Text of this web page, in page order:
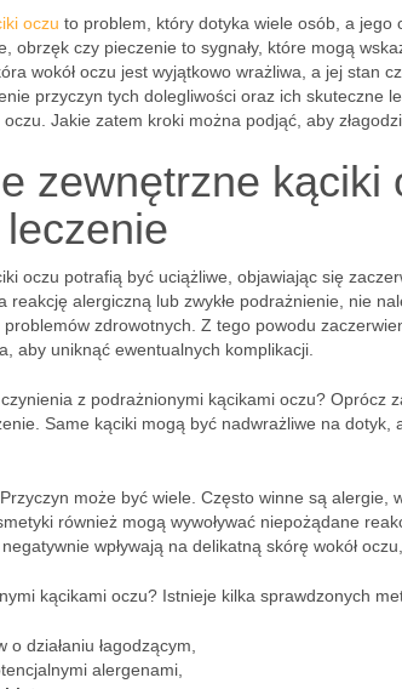
oczu to problem, który dotyka wiele osób, a jego
obrzęk czy pieczenie to sygnały, które mogą
wokół oczu jest wyjątkowo wrażliwa, a jej stan
przyczyn tych dolegliwości oraz ich skuteczne
Jakie zatem kroki można podjąć, aby
zewnętrzne kąciki
oczu potrafią być uciążliwe, objawiając się
reakcję alergiczną lub zwykłe podrażnienie, nie
zdrowotnych. Z tego powodu
aby uniknąć ewentualnych komplikacji.
z podrażnionymi kącikami oczu? Oprócz
Same kąciki mogą być nadwrażliwe na
może być wiele. Często winne są alergie,
również mogą wywoływać niepożądane
wpływają na delikatną skórę wokół
kącikami oczu? Istnieje kilka sprawdzonych
działaniu łagodzącym,
alergenami,